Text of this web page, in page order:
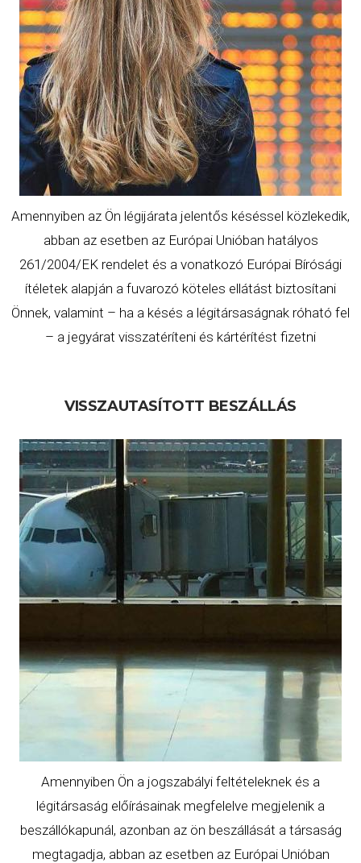
Amennyiben az Ön légijárata jelentős késéssel közlekedik,
abban az esetben az Európai Unióban hatályos
261/2004/EK rendelet és a vonatkozó Európai Bírósági
ítéletek alapján a fuvarozó köteles ellátást biztosítani
Önnek, valamint – ha a késés a légitársaságnak róható fel
– a jegyárat visszatéríteni és kártérítést fizetni
VISSZAUTASÍTOTT BESZÁLLÁS
Amennyiben Ön a jogszabályi feltételeknek és a
légitársaság előírásainak megfelelve megjelenik a
beszállókapunál, azonban az ön beszállását a társaság
megtagadja, abban az esetben az Európai Unióban